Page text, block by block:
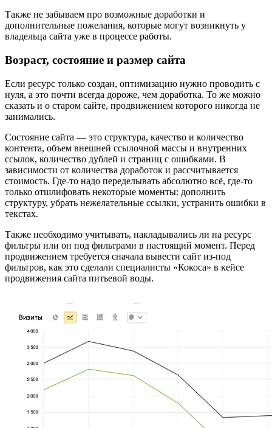
Также не забываем про возможные доработки и
дополнительные пожелания, которые могут возникнуть у
владельца сайта уже в процессе работы.
Возраст, состояние и размер сайта
Если ресурс только создан, оптимизацию нужно проводить с
нуля, а это почти всегда дороже, чем доработка. То же можно
сказать и о старом сайте, продвижением которого никогда не
занимались.
Состояние сайта — это структура, качество и количество
контента, объем внешней ссылочной массы и внутренних
ссылок, количество дублей и страниц с ошибками. В
зависимости от количества доработок и рассчитывается
стоимость. Где-то надо переделывать абсолютно всё, где-то
только отшлифовать некоторые моменты: дополнить
структуру, убрать нежелательные ссылки, устранить ошибки в
текстах.
Также необходимо учитывать, накладывались ли на ресурс
фильтры или он под фильтрами в настоящий момент. Перед
продвижением требуется сначала вывести сайт из-под
фильтров, как это сделали специалисты «Кокоса» в кейсе
продвижения сайта питьевой воды.